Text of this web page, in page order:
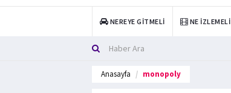
NEREYE GITMELI NE İZLEMELI
Anasayfa monopoly